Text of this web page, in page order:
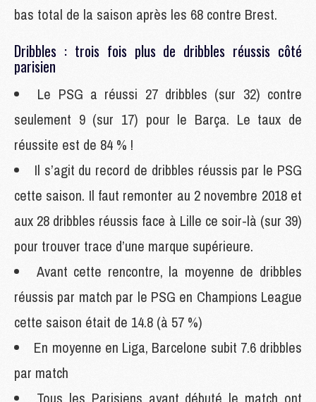
bas total de la saison après les 68 contre Brest.
Dribbles : trois fois plus de dribbles réussis côté
parisien
Le PSG a réussi 27 dribbles (sur 32) contre
seulement 9 (sur 17) pour le Barça. Le taux de
réussite est de 84 % !
Il s’agit du record de dribbles réussis par le PSG
cette saison. Il faut remonter au 2 novembre 2018 et
aux 28 dribbles réussis face à Lille ce soir-là (sur 39)
pour trouver trace d’une marque supérieure.
Avant cette rencontre, la moyenne de dribbles
réussis par match par le PSG en Champions League
cette saison était de 14.8 (à 57 %)
En moyenne en Liga, Barcelone subit 7.6 dribbles
par match